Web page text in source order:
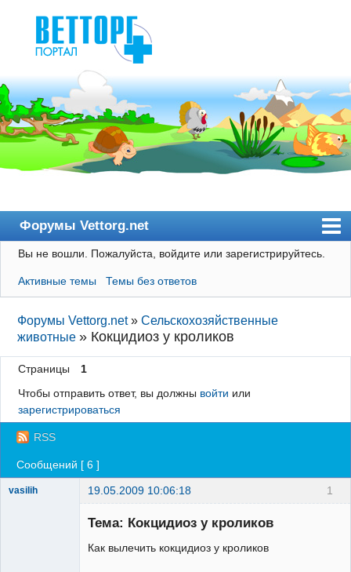
Форумы Vettorg.net
Главная
Пользователи
Правила
Поиск
Регистрация
Вход
Вы не вошли. Пожалуйста, войдите или зарегистрируйтесь.
Активные темы Темы без ответов
Форумы Vettorg.net »Сельскохозяйственные
животные » Кокцидиоз у кроликов
Страницы
1
Чтобы отправить ответ, вы должны войти или
зарегистрироваться
RSS
Сообщений [ 6 ]
1
vasilih 19.05.2009 10:06:18
Зарегистрированный
Тема: Кокцидиоз у кроликов
Как вылечить кокцидиоз у кроликов